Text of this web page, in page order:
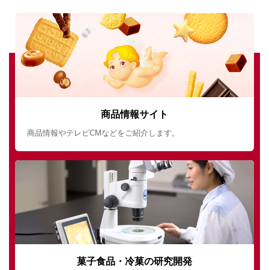
商品情報サイト
商品情報やテレビCMなどをご紹介します。
菓子食品・冷菓の研究開発